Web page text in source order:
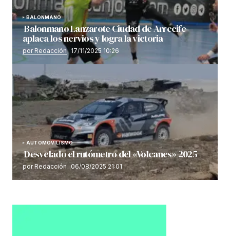
BALONMANO
Balonmano Lanzarote Ciudad de Arrecife
aplaca los nervios y logra la victoria
por Redacción 17/11/2025 10:26
AUTOMOVILISMO
Desvelado el rutómetro del «Volcanes» 2025
por Redacción 06/08/2025 21:01